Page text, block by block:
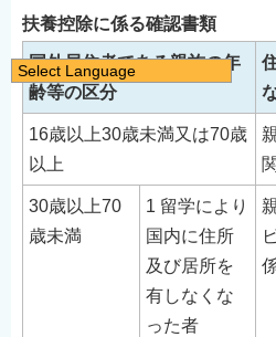
扶養控除に係る確認書類
国外居住者である親族の年
齢等の区分
16歳以上30歳未満又は70歳
以上
30歳以上70
歳未満
1 留学により
国内に住所
及び居所を
有しなくな
った者
Select Language
日本語
English
简体中文
繁體中文
한국어